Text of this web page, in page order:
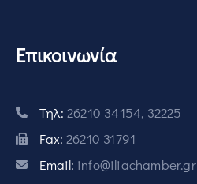
Επικοινωνία
Τηλ: 26210 34154, 32225
Fax: 26210 31791
Email: info@iliachamber.gr